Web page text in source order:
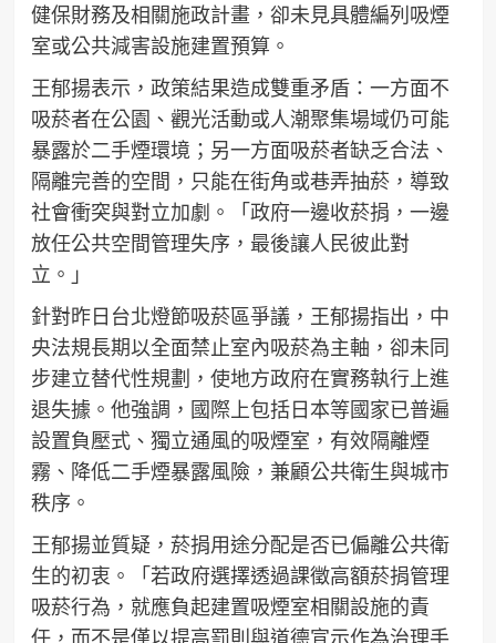
健保財務及相關施政計畫，卻未見具體編列吸煙
室或公共減害設施建置預算。
王郁揚表示，政策結果造成雙重矛盾：一方面不
吸菸者在公園、觀光活動或人潮聚集場域仍可能
暴露於二手煙環境；另一方面吸菸者缺乏合法、
隔離完善的空間，只能在街角或巷弄抽菸，導致
社會衝突與對立加劇。「政府一邊收菸捐，一邊
放任公共空間管理失序，最後讓人民彼此對
立。」
針對昨日台北燈節吸菸區爭議，王郁揚指出，中
央法規長期以全面禁止室內吸菸為主軸，卻未同
步建立替代性規劃，使地方政府在實務執行上進
退失據。他強調，國際上包括日本等國家已普遍
設置負壓式、獨立通風的吸煙室，有效隔離煙
霧、降低二手煙暴露風險，兼顧公共衛生與城市
秩序。
王郁揚並質疑，菸捐用途分配是否已偏離公共衛
生的初衷。「若政府選擇透過課徵高額菸捐管理
吸菸行為，就應負起建置吸煙室相關設施的責
任，而不是僅以提高罰則與道德宣示作為治理手